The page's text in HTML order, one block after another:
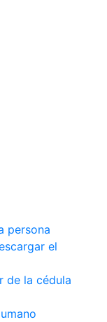
persona
el
de la cédula